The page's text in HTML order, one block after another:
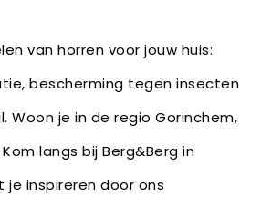
van horren voor jouw huis:
bescherming tegen insecten
Woon je in de regio Gorinchem,
langs bij Berg&Berg in
je inspireren door ons